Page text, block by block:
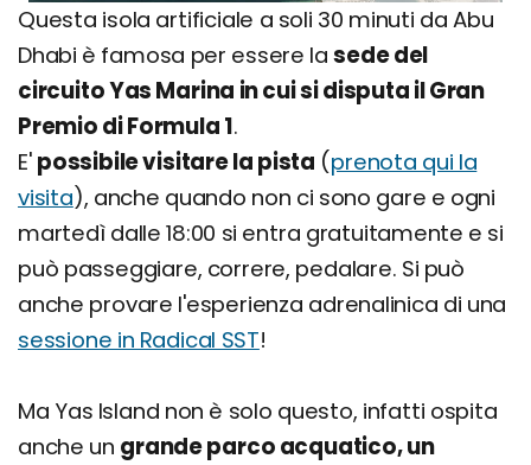
Questa isola artificiale a soli 30 minuti da Abu
Dhabi è famosa per essere lasede del
circuito Yas Marina in cui si disputa il Gran
Premio di Formula 1.
E' possibile visitare la pista (prenota qui la
visita), anche quando non ci sono gare e ogni
martedì dalle 18:00 si entra gratuitamente e si
può passeggiare, correre, pedalare. Si può
anche provare l'esperienza adrenalinica di una
sessione in Radical SST!
Ma Yas Island non è solo questo, infatti ospita
anche un grande parco acquatico, un